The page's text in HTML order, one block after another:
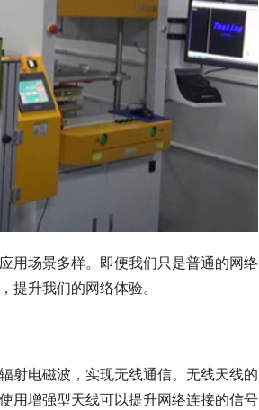
用场景多样。即便我们只是普通的网络
升我们的网络体验。
射电磁波，实现无线通信。无线天线的
用增强型天线可以提升网络连接的信号